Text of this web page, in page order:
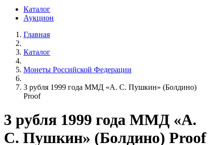
Каталог
Аукцион
Главная
Каталог
Монеты Российской Федерации
3 рубля 1999 года ММД «А. С. Пушкин» (Болдино)
Proof
3 рубля 1999 года ММД «А.
С. Пушкин» (Болдино) Proof